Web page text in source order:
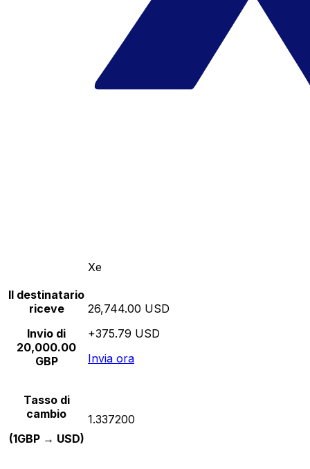
Xe
Il destinatario
riceve
Invio di
20,000.00
GBP
26,744.00 USD
+375.79 USD
Invia ora
Tasso di
cambio
(1GBP → USD)
1.337200